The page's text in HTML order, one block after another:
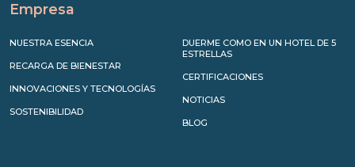
Empresa
NUESTRA ESENCIA
RECARGA DE BIENESTAR
INNOVACIONES Y TECNOLOGÍAS
SOSTENIBILIDAD
DUERME COMO EN UN HOTEL DE 5
ESTRELLAS
CERTIFICACIONES
NOTICIAS
BLOG